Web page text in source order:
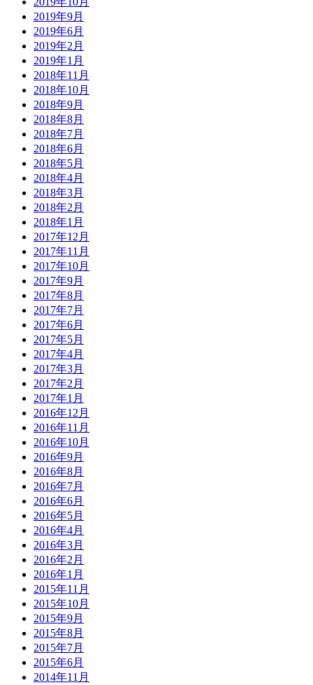
2019年9月
2019年6月
2019年2月
2019年1月
2018年11月
2018年10月
2018年9月
2018年8月
2018年7月
2018年6月
2018年5月
2018年4月
2018年3月
2018年2月
2018年1月
2017年12月
2017年11月
2017年10月
2017年9月
2017年8月
2017年7月
2017年6月
2017年5月
2017年4月
2017年3月
2017年2月
2017年1月
2016年12月
2016年11月
2016年10月
2016年9月
2016年8月
2016年7月
2016年6月
2016年5月
2016年4月
2016年3月
2016年2月
2016年1月
2015年11月
2015年10月
2015年9月
2015年8月
2015年7月
2015年6月
2014年11月